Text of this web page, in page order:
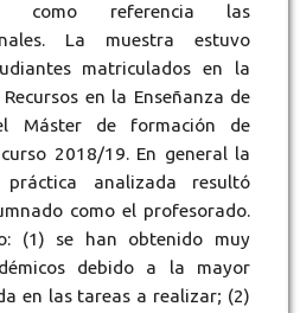
como referencia las
La muestra estuvo
matriculados en la
en la Enseñanza de
Máster de formación de
2018/19. En general la
analizada resultó
como el profesorado.
(1) se han obtenido muy
debido a la mayor
en las tareas a realizar; (2)